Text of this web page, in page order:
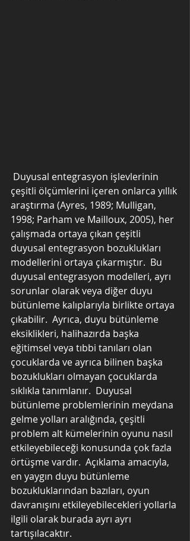
çeşitli ölçümlerini içeren onlarca yıllık
araştırma (Ayres, 1989; Mulligan,
1998; Parham ve Mailloux, 2005), her
çalışmada ortaya çıkan çeşitli
duyusal entegrasyon bozuklukları
modellerini ortaya çıkarmıştır.  Bu
duyusal entegrasyon modelleri, ayrı
sorunlar olarak veya diğer duyu
bütünleme kalıplarıyla birlikte ortaya
çıkabilir.  Ayrıca, duyu bütünleme
eksiklikleri, halihazırda başka
eğitimsel veya tıbbi tanıları olan
çocuklarda ve ayrıca bilinen başka
bozuklukları olmayan çocuklarda
sıklıkla tanımlanır.  Duyusal
bütünleme problemlerinin meydana
gelme yolları aralığında, çeşitli
problem alt kümelerinin oyunu nasıl
etkileyebileceği konusunda çok fazla
örtüşme vardır.  Açıklama amacıyla,
en yaygın duyu bütünleme
bozukluklarından bazıları, oyun
davranışını etkileyebilecekleri yollarla
ilgili olarak burada ayrı ayrı
tartışılacaktır.